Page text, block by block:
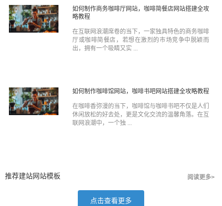
如何制作商务咖啡厅网站，咖啡简餐店网站搭建全攻
略教程
在互联网浪潮席卷的当下，一家独具特色的商务咖啡
厅或咖啡简餐店，若想在激烈的市场竞争中脱颖而
出，拥有一个吸睛又实 ...
如何制作咖啡馆网站，咖啡书吧网站搭建全攻略教程
在咖啡香弥漫的当下，咖啡馆与咖啡书吧不仅是人们
休闲放松的好去处，更是文化交流的温馨角落。在互
联网浪潮中，一个独 ...
推荐建站网站模板 阅读更多>
点击查看更多